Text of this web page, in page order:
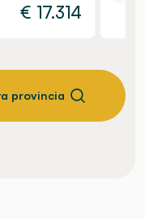
€ 17.314
provincia